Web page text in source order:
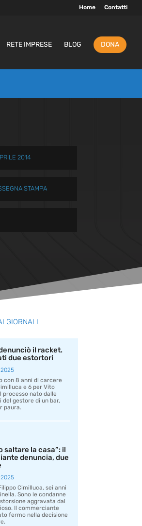
Home Contatti
RETE IMPRESE BLOG DONA
2014
STAMPA
GIORNALI
il racket.
due estortori
con 8 anni di carcere
e 6 per Vito
processo nato dalle
del gestore di un bar,
paura.
saltare la casa”: il
denuncia, due
Cimilluca, sei anni
Sono le condanne
aggravata dal
Il commerciante
fermo nella decisione